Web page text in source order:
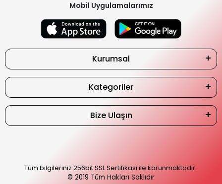
Mobil Uygulamalarımız
Kurumsal
Kategoriler
Bize Ulaşın
Tüm bilgileriniz 256bit SSL Sertifikası ile korunmaktadır.
© 2019 Tüm Hakları Saklıdır